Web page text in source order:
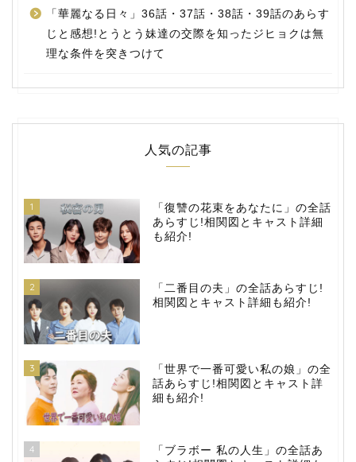
「華麗なる日々」36話・37話・38話・39話のあらす
じと感想!とうとう妹達の交際を知ったジヒョクは無
理な条件を突きつけて
人気の記事
1
「復讐の花束をあなたに」の全話
あらすじ!相関図とキャスト詳細
も紹介!
2
「二番目の夫」の全話あらすじ!
相関図とキャスト詳細も紹介!
3
「世界で一番可愛い私の娘」の全
話あらすじ!相関図とキャスト詳
細も紹介!
4
「ブラボー 私の人生」の全話あ